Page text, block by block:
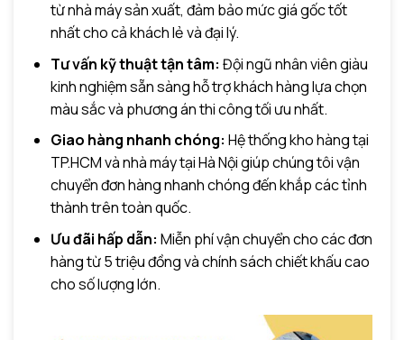
từ nhà máy sản xuất, đảm bảo mức giá gốc tốt
nhất cho cả khách lẻ và đại lý.
Tư vấn kỹ thuật tận tâm: Đội ngũ nhân viên giàu
kinh nghiệm sẵn sàng hỗ trợ khách hàng lựa chọn
màu sắc và phương án thi công tối ưu nhất.
Giao hàng nhanh chóng: Hệ thống kho hàng tại
TP.HCM và nhà máy tại Hà Nội giúp chúng tôi vận
chuyển đơn hàng nhanh chóng đến khắp các tỉnh
thành trên toàn quốc.
Ưu đãi hấp dẫn: Miễn phí vận chuyển cho các đơn
hàng từ 5 triệu đồng và chính sách chiết khấu cao
cho số lượng lớn.